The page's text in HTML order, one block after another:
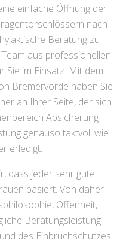
einfache Öffnung der
nach
Beratung zu
aus professionellen
Sie im Einsatz. Mit dem
Bremervörde haben Sie
an Ihrer Seite, der sich
Absicherung
genauso taktvoll wie
erledigt.
dass jeder sehr gute
basiert. Von daher
Offenheit,
Beratungsleistung
des Einbruchschutzes